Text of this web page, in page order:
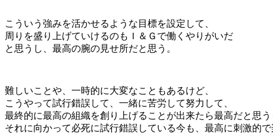
こういう強みを活かせるような目標を設定して、
周りを盛り上げていけるのもＩ＆Ｇで働くやりがいだ
と思うし、最高の腕の見せ所だと思う。
難しいことや、一時的に大変なこともあるけど、
こうやって試行錯誤して、一緒に苦労して努力して、
最終的に最高の組織を創り上げることが出来たら最高だと思う
それに向かって必死に試行錯誤している今も、最高に刺激的で